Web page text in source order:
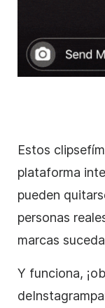
Estos clips
plataforma
pueden
personas
marcas
Y funciona,
deInstagram